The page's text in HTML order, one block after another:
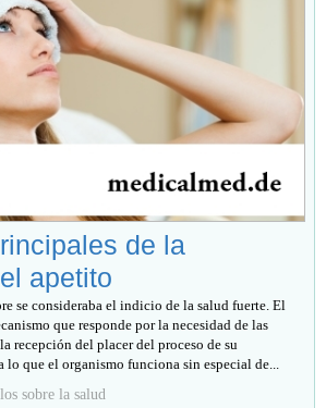
de la
apetito
se consideraba el indicio de la salud fuerte. El
que responde por la necesidad de las
recepción del placer del proceso de su
que el organismo funciona sin especial de...
sobre la salud